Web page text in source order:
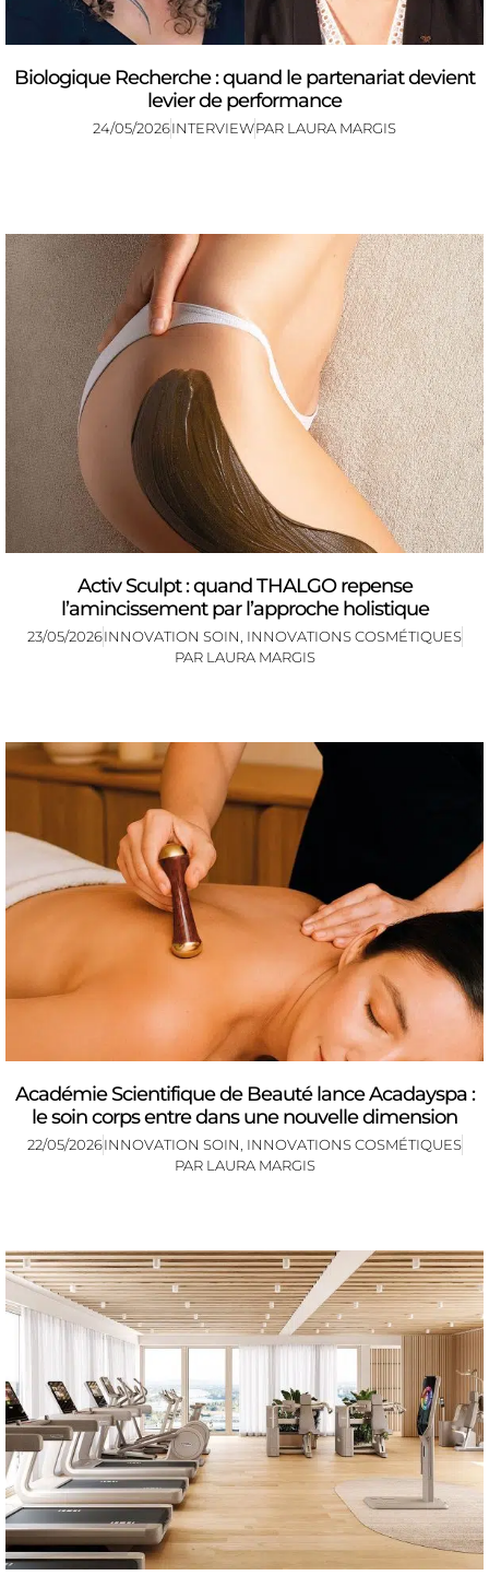
Biologique Recherche : quand le partenariat devient
levier de performance
24/05/2026INTERVIEWPAR LAURA MARGIS
Activ Sculpt : quand THALGO repense
l’amincissement par l’approche holistique
23/05/2026INNOVATION SOIN INNOVATIONS COSMÉTIQUES
PAR LAURA MARGIS
Académie Scientifique de Beauté lance Acadayspa :
le soin corps entre dans une nouvelle dimension
22/05/2026INNOVATION SOIN INNOVATIONS COSMÉTIQUES
PAR LAURA MARGIS